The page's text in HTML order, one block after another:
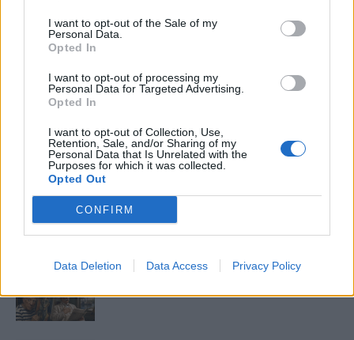
I want to opt-out of the Sale of my
Personal Data.
Opted In
I want to opt-out of processing my
Personal Data for Targeted Advertising.
Opted In
I want to opt-out of Collection, Use,
Retention, Sale, and/or Sharing of my
Personal Data that Is Unrelated with the
Purposes for which it was collected.
Opted Out
CONFIRM
Data Deletion Data Access Privacy Policy
A világ legismertebb ruhái
Nyár, nevetés, anekdoták